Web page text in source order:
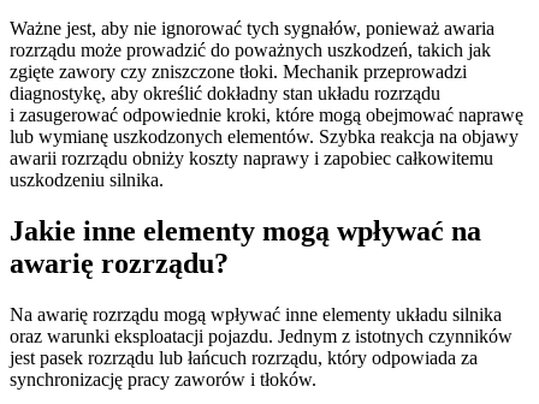
Ważne jest, aby nie ignorować tych sygnałów, ponieważ awaria
rozrządu może prowadzić do poważnych uszkodzeń, takich jak
zgięte zawory czy zniszczone tłoki. Mechanik przeprowadzi
diagnostykę, aby określić dokładny stan układu rozrządu
i zasugerować odpowiednie kroki, które mogą obejmować naprawę
lub wymianę uszkodzonych elementów. Szybka reakcja na objawy
awarii rozrządu obniży koszty naprawy i zapobiec całkowitemu
uszkodzeniu silnika.
Jakie inne elementy mogą wpływać na
awarię rozrządu?
Na awarię rozrządu mogą wpływać inne elementy układu silnika
oraz warunki eksploatacji pojazdu. Jednym z istotnych czynników
jest pasek rozrządu lub łańcuch rozrządu, który odpowiada za
synchronizację pracy zaworów i tłoków.